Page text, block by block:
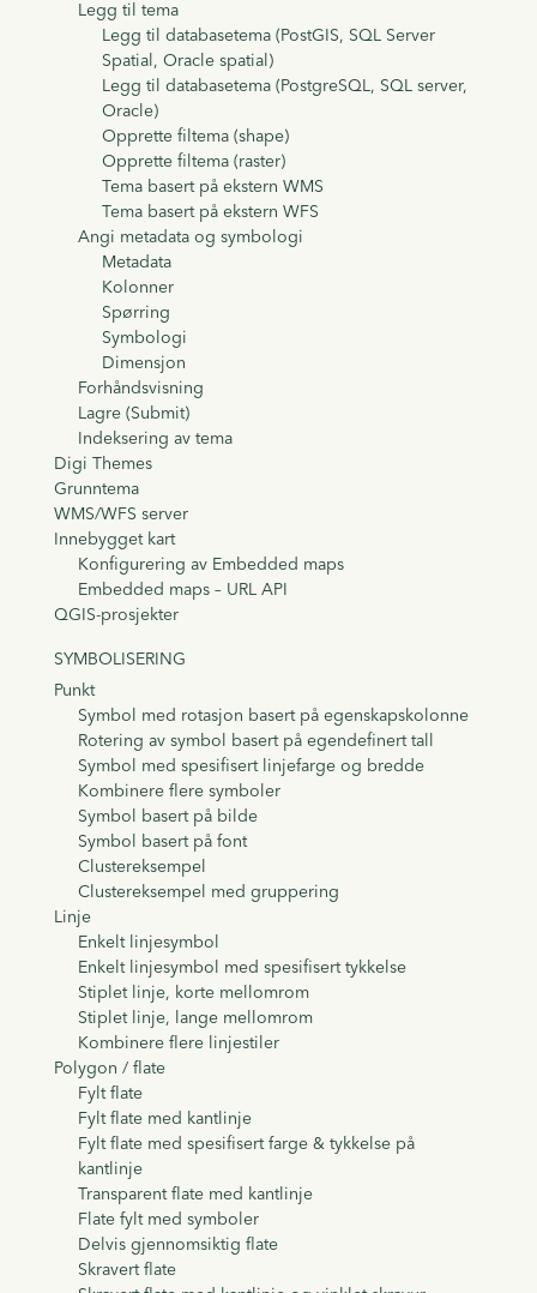
Legg til tema
Legg til databasetema (PostGIS, SQL Server
Spatial, Oracle spatial)
Legg til databasetema (PostgreSQL, SQL server,
Oracle)
Opprette filtema (shape)
Opprette filtema (raster)
Tema basert på ekstern WMS
Tema basert på ekstern WFS
Angi metadata og symbologi
Metadata
Kolonner
Spørring
Symbologi
Dimensjon
Forhåndsvisning
Lagre (Submit)
Indeksering av tema
Digi Themes
Grunntema
WMS/WFS server
Innebygget kart
Konfigurering av Embedded maps
Embedded maps – URL API
QGIS-prosjekter
SYMBOLISERING
Punkt
Symbol med rotasjon basert på egenskapskolonne
Rotering av symbol basert på egendefinert tall
Symbol med spesifisert linjefarge og bredde
Kombinere flere symboler
Symbol basert på bilde
Symbol basert på font
Clustereksempel
Clustereksempel med gruppering
Linje
Enkelt linjesymbol
Enkelt linjesymbol med spesifisert tykkelse
Stiplet linje, korte mellomrom
Stiplet linje, lange mellomrom
Kombinere flere linjestiler
Polygon / flate
Fylt flate
Fylt flate med kantlinje
Fylt flate med spesifisert farge & tykkelse på
kantlinje
Transparent flate med kantlinje
Flate fylt med symboler
Delvis gjennomsiktig flate
Skravert flate